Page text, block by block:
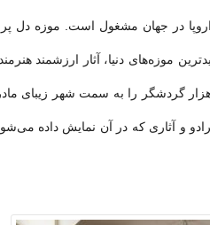
در جهان مشغول است. موزه دل
موزه‌های دنیا، آثار ارزشمند
گردشگر را به سمت شهر زیبای
و آثاری که در آن نمایش داده